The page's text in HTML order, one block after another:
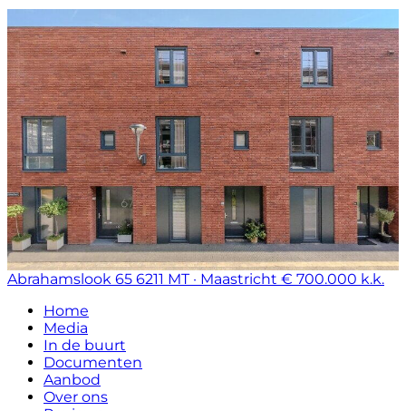
Abrahamslook 65 6211 MT · Maastricht € 700.000 k.k.
Home
Media
In de buurt
Documenten
Aanbod
Over ons